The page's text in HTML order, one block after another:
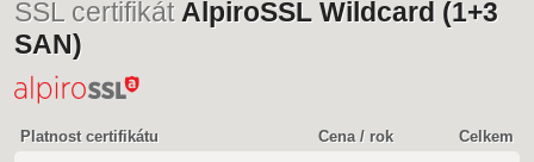
SSL certifikát AlpiroSSL Wildcard (1+3
SAN)
Platnost certifikátu Cena / rok Celkem